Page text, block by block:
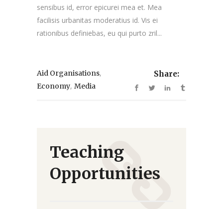
sensibus id, error epicurei mea et. Mea
facilisis urbanitas moderatius id. Vis ei
rationibus definiebas, eu qui purto zril...
Aid Organisations,
Economy, Media
Share:
Teaching
Opportunities